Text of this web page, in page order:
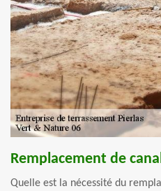
Remplacement de
Quelle est la nécessité du